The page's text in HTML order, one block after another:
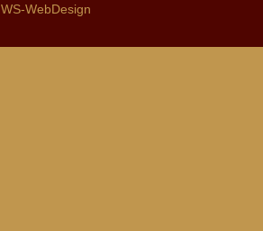
WS-WebDesign